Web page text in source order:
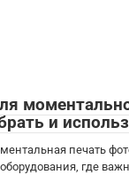
и
печать
где